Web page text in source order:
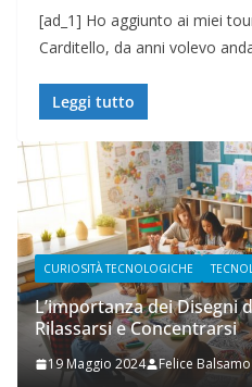
[ad_1] Ho aggiunto ai miei
Carditello, da anni volevo
Leggi tutto
WEB E COMUNICAZIONE
Prupix Studio
2 Novembre 2023